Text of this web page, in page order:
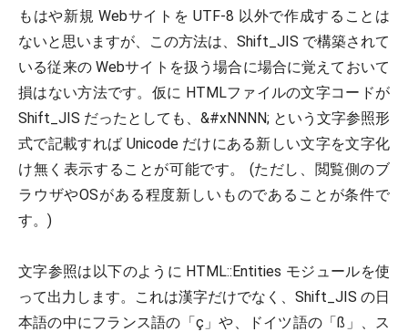
もはや新規 Webサイトを UTF-8 以外で作成することは
ないと思いますが、この方法は、Shift_JIS で構築されて
いる従来の Webサイトを扱う場合に場合に覚えておいて
損はない方法です。仮に HTMLファイルの文字コードが
Shift_JIS だったとしても、&#xNNNN; という文字参照形
式で記載すれば Unicode だけにある新しい文字を文字化
け無く表示することが可能です。 (ただし、閲覧側のブ
ラウザやOSがある程度新しいものであることが条件で
す。)
文字参照は以下のように HTML::Entities モジュールを使
って出力します。これは漢字だけでなく、Shift_JIS の日
本語の中にフランス語の「ç」や、ドイツ語の「ß」、ス